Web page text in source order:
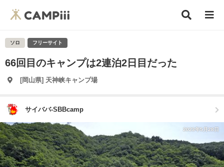
ソロ フリーサイト
66回目のキャンプは2連泊2日目だった
[岡山県] 天神峡キャンプ場
サイババ-SBBcamp
2023年5月28日